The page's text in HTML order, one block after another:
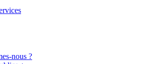
nous ?